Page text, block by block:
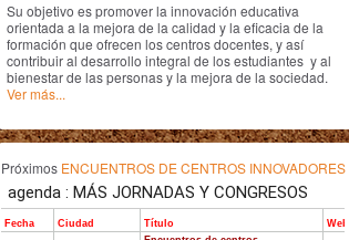
Su objetivo es promover la innovación educativa
orientada a la mejora de la calidad y la eficacia de la
formación que ofrecen los centros docentes, y así
contribuir al desarrollo integral de los estudiantes y al
bienestar de las personas y la mejora de la sociedad.
Ver más...
Próximos ENCUENTROS DE CENTROS INNOVADORES